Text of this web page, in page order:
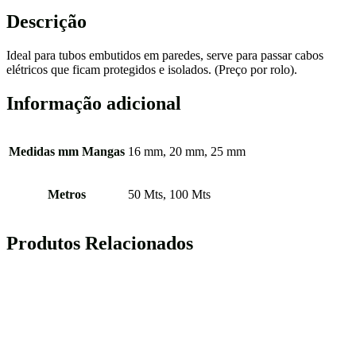
Descrição
Ideal para tubos embutidos em paredes, serve para passar cabos
elétricos que ficam protegidos e isolados. (Preço por rolo).
Informação adicional
Medidas mm Mangas 16 mm, 20 mm, 25 mm
Metros 50 Mts, 100 Mts
Produtos Relacionados